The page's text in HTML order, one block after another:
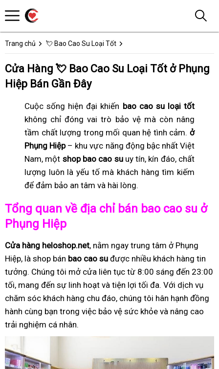
Trang chủ 💘 Bao Cao Su Loại Tốt
Cửa Hàng 💘 Bao Cao Su Loại Tốt ở Phụng
Hiệp Bán Gần Đây
Cuộc sống hiện đại khiến bao cao su loại tốt
không chỉ đóng vai trò bảo vệ mà còn nâng
tầm chất lượng trong mối quan hệ tình cảm. ở
Phụng Hiệp– khu vực năng động bậc nhất Việt
Nam, một shop bao cao suuy tín, kín đáo, chất
lượng luôn là yếu tố mà khách hàng tìm kiếm
để đảm bảo an tâm và hài lòng.
Tổng quan về địa chỉ bán bao cao su ở
Phụng Hiệp
Cửa hàng heloshop.net, nằm ngay trung tâm ở Phụng
Hiệp, là shop bán bao cao su được nhiều khách hàng tin
tưởng. Chúng tôi mở cửa liên tục từ 8:00 sáng đến 23:00
tối, mang đến sự linh hoạt và tiện lợi tối đa. Với dịch vụ
chăm sóc khách hàng chu đáo, chúng tôi hân hạnh đồng
hành cùng bạn trong việc bảo vệ sức khỏe và nâng cao
trải nghiệm cá nhân.